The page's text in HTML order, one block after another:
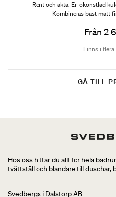
Rent och äkta. En okonstlad
Kombineras bäst matt
Från 2
Finns i flera
GÅ TILL
Hos oss hittar du allt för hela
tvättställ och blandare till duschar,
Svedbergs i Dalstorp AB